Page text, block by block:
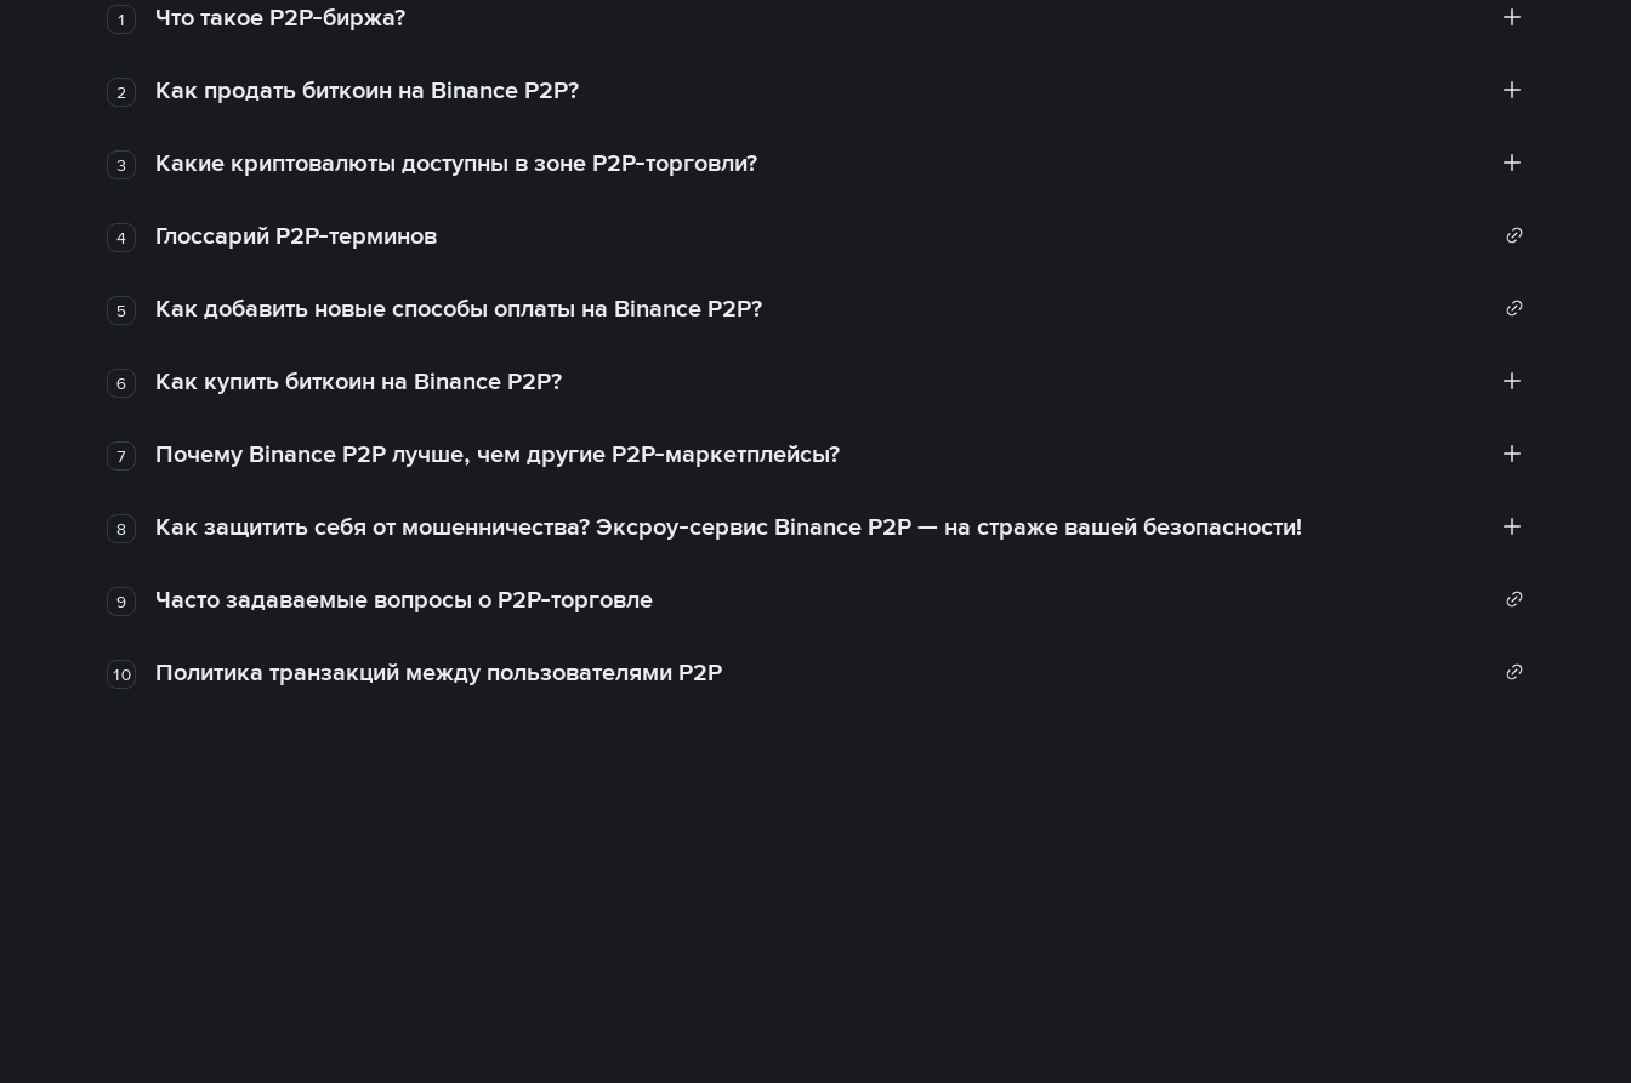
1 Что такое P2P-биржа?
2 Как продать биткоин на Binance P2P?
3 Какие криптовалюты доступны в зоне P2P-торговли?
4 Глоссарий P2P-терминов
5 Как добавить новые способы оплаты на Binance P2P?
6 Как купить биткоин на Binance P2P?
7 Почему Binance P2P лучше, чем другие P2P-маркетплейсы?
8 Как защитить себя от мошенничества? Эксроу-сервис Binance P2P — на страже вашей безопасности!
9 Часто задаваемые вопросы о P2P-торговле
10 Политика транзакций между пользователями P2P